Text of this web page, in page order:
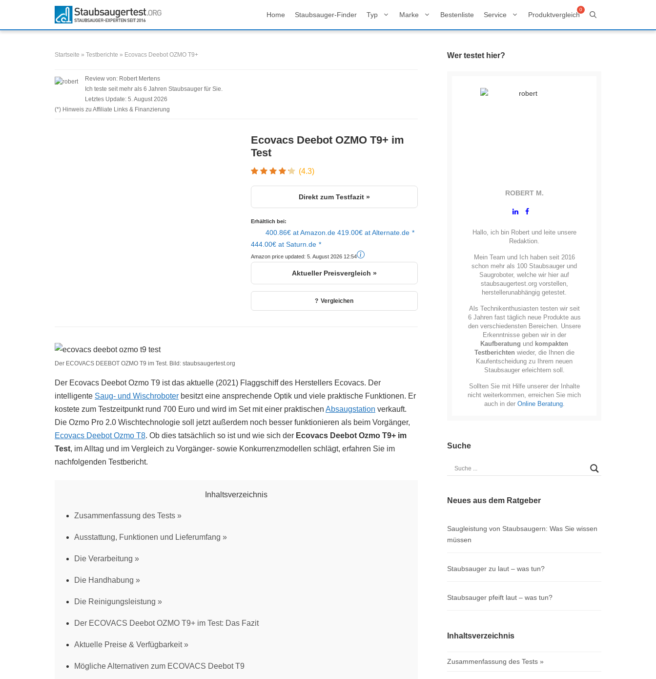
springen
Home Staubsauger-Finder Typ Marke Bestenliste Service Produktvergleich
Startseite » Testberichte » Ecovacs Deebot OZMO T9+
Review von: Robert Mertens
Ich teste seit mehr als 6 Jahren Staubsauger für Sie.
Letztes Update: 5. August 2026
(*) Hinweis zu Affiliate Links & Finanzierung
Ecovacs Deebot OZMO T9+ im
Test
(4.3)
Direkt zum Testfazit »
Erhältlich bei:
400.86€ at Amazon.de 419.00€ at Alternate.de
444.00€ at Saturn.de
Amazon price updated: 5. August 2026 12:54
Aktueller Preisvergleich »
Vergleichen
Der ECOVACS DEEBOT OZMO T9 im Test. Bild: staubsaugertest.org
Der Ecovacs Deebot Ozmo T9 ist das aktuelle (2021) Flaggschiff des Herstellers Ecovacs. Der
intelligente Saug- und Wischroboter besitzt eine ansprechende Optik und viele praktische Funktionen. Er
kostete zum Testzeitpunkt rund 700 Euro und wird im Set mit einer praktischen Absaugstation verkauft.
Die Ozmo Pro 2.0 Wischtechnologie soll jetzt außerdem noch besser funktionieren als beim Vorgänger,
Ecovacs Deebot Ozmo T8. Ob dies tatsächlich so ist und wie sich der Ecovacs Deebot Ozmo T9+ im
Test, im Alltag und im Vergleich zu Vorgänger- sowie Konkurrenzmodellen schlägt, erfahren Sie im
nachfolgenden Testbericht.
Inhaltsverzeichnis
Zusammenfassung des Tests
Ausstattung, Funktionen und Lieferumfang
Die Verarbeitung
Die Handhabung
Die Reinigungsleistung
Der ECOVACS Deebot OZMO T9+ im Test: Das Fazit
Aktuelle Preise & Verfügbarkeit
Mögliche Alternativen zum ECOVACS Deebot T9
Wer testet hier?
ROBERT M.
Hallo, ich bin Robert und leite unsere
Redaktion.
Mein Team und Ich haben seit 2016
schon mehr als 100 Staubsauger und
Saugroboter, welche wir hier auf
staubsaugertest.org vorstellen,
herstellerunabhängig getestet.
Als Technikenthusiasten testen wir seit
6 Jahren fast täglich neue Produkte aus
den verschiedensten Bereichen. Unsere
Erkenntnisse geben wir in der
Kaufberatung und kompakten
Testberichten wieder, die Ihnen die
Kaufentscheidung zu Ihrem neuen
Staubsauger erleichtern soll.
Sollten Sie mit Hilfe unserer der Inhalte
nicht weiterkommen, erreichen Sie mich
auch in der Online Beratung.
Suche
Neues aus dem Ratgeber
Saugleistung von Staubsaugern: Was Sie wissen
müssen
Staubsauger zu laut – was tun?
Staubsauger pfeift laut – was tun?
Inhaltsverzeichnis
Zusammenfassung des Tests